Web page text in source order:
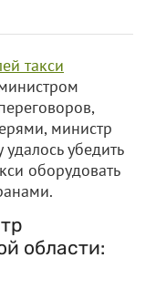
такси
министр
убедить
оборудовать
области: